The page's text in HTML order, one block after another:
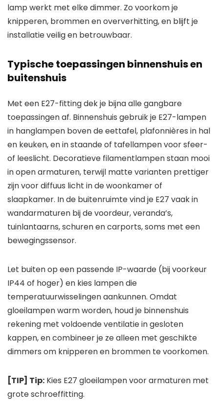
lamp werkt met elke dimmer. Zo voorkom je
knipperen, brommen en oververhitting, en blijft je
installatie veilig en betrouwbaar.
Typische toepassingen binnenshuis en
buitenshuis
Met een E27-fitting dek je bijna alle gangbare
toepassingen af. Binnenshuis gebruik je E27-lampen
in hanglampen boven de eettafel, plafonnières in hal
en keuken, en in staande of tafellampen voor sfeer-
of leeslicht. Decoratieve filamentlampen staan mooi
in open armaturen, terwijl matte varianten prettiger
zijn voor diffuus licht in de woonkamer of
slaapkamer. In de buitenruimte vind je E27 vaak in
wandarmaturen bij de voordeur, veranda’s,
tuinlantaarns, schuren en carports, soms met een
bewegingssensor.
Let buiten op een passende IP-waarde (bij voorkeur
IP44 of hoger) en kies lampen die
temperatuurwisselingen aankunnen. Omdat
gloeilampen warm worden, houd je binnenshuis
rekening met voldoende ventilatie in gesloten
kappen, en combineer je ze alleen met geschikte
dimmers om knipperen en brommen te voorkomen.
[TIP] Tip: Kies E27 gloeilampen voor armaturen met
grote schroeffitting.